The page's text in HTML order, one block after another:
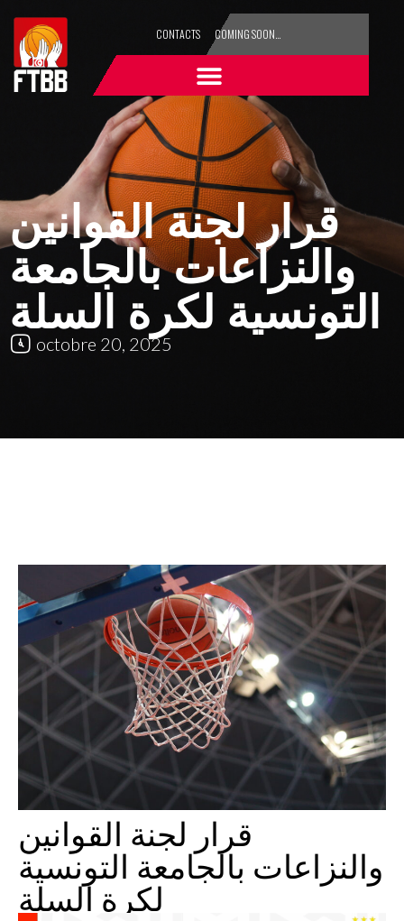
CONTACTS COMING SOON…
قرار لجنة القوانين
والنزاعات بالجامعة
التونسية لكرة السلة
octobre 20, 2025
قرار لجنة القوانين
والنزاعات بالجامعة التونسية
لكرة السلة